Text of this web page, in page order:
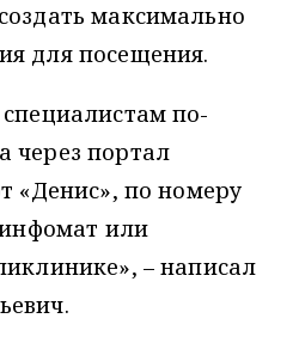
максимально
для посещения.
по-
через портал
«Денис», по номеру
или
– написал